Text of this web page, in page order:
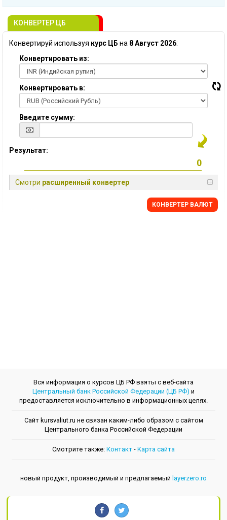
КОНВЕРТЕР ЦБ
Конвертируй используя курс ЦБ на 8 Август 2026:
Конвертировать из:
Конвертировать в:
Введите сумму:
Результат:
Смотри расширенный конвертер
КОНВЕРТЕР ВАЛЮТ
Вся информация о курсов ЦБ РФ взяты с веб-сайта
Центральный банк Российской Федерации (ЦБ РФ) и
предоставляется исключительно в информационных целях.
Сайт kursvaliut.ru не связан каким-либо образом с сайтом
Центрального банкa Российской Федерации
Смотрите также: Контакт - Kарта сайта
новый продукт, производимый и предлагаемый layerzero.ro